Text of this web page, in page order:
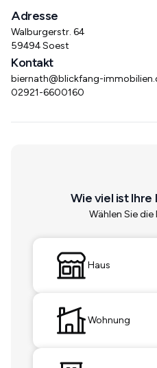
Adresse
Walburgerstr. 64
59494 Soest
Kontakt
biernath@blickfang-
02921-6600160
Wie viel ist
Wählen Sie
Haus
Wohnung